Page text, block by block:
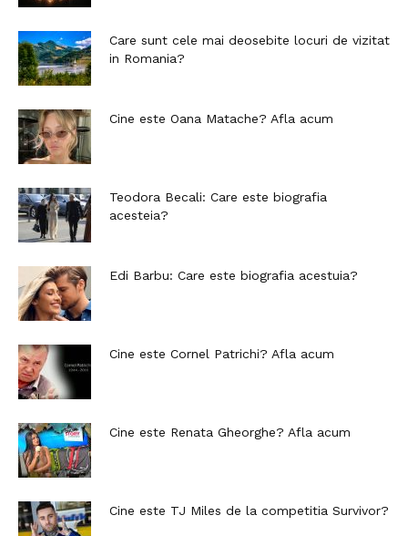
Care sunt cele mai deosebite locuri de vizitat
in Romania?
Cine este Oana Matache? Afla acum
Teodora Becali: Care este biografia
acesteia?
Edi Barbu: Care este biografia acestuia?
Cine este Cornel Patrichi? Afla acum
Cine este Renata Gheorghe? Afla acum
Cine este TJ Miles de la competitia Survivor?